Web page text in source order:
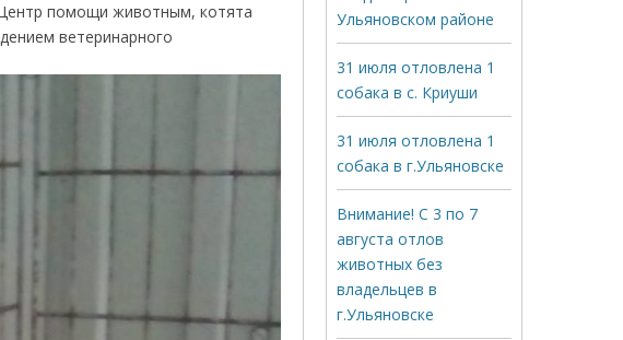
помощи животным, котята
ветеринарного
Ульяновском районе
31 июля отловлена 1
собака в с. Криуши
31 июля отловлена 1
собака в г.Ульяновске
Внимание! С 3 по 7
августа отлов
животных без
владельцев в
г.Ульяновске